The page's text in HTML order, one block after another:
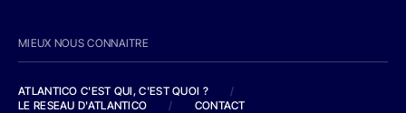
MIEUX NOUS CONNAITRE
ATLANTICO C'EST QUI, C'EST QUOI ?
/
LE RESEAU D'ATLANTICO
/ CONTACT